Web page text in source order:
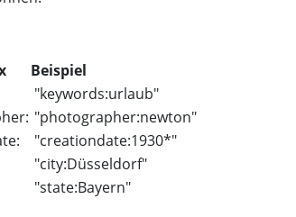
Beispiel
"keywords:urlaub"
"photographer:newton"
"creationdate:1930*"
"city:Düsseldorf"
"state:Bayern"